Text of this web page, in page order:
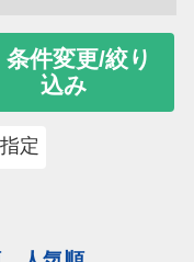
条件変更/絞り
込み
定